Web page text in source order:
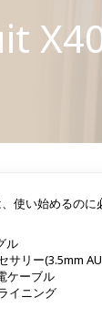
使い始めるの
ル
サリー(3.5mm
ケーブル
イニング